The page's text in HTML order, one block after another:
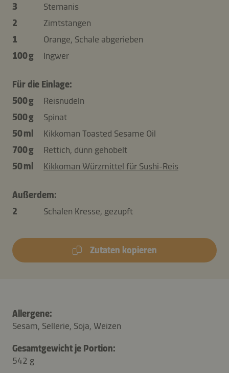
3
Sternanis
2
Zimtstangen
1
Orange, Schale abgerieben
100 g
Ingwer
Für die Einlage:
500 g
Reisnudeln
500 g
Spinat
50 ml
Kikkoman Toasted Sesame Oil
700 g
Rettich, dünn gehobelt
50 ml
Kikkoman Würzmittel für Sushi-Reis
Außerdem:
2
Schalen Kresse, gezupft
Zutaten kopieren
Allergene:
Sesam, Sellerie, Soja, Weizen
Gesamtgewicht je Portion:
542 g